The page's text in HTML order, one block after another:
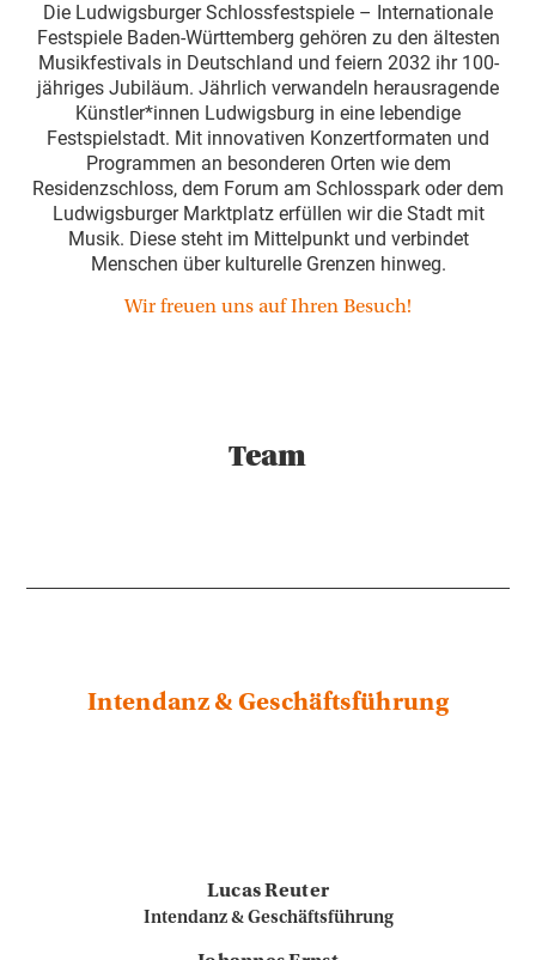
Die Ludwigsburger Schlossfestspiele – Internationale
Festspiele Baden-Württemberg gehören zu den ältesten
Musikfestivals in Deutschland und feiern 2032 ihr 100-
jähriges Jubiläum. Jährlich verwandeln herausragende
Künstler*innen Ludwigsburg in eine lebendige
Festspielstadt. Mit innovativen Konzertformaten und
Programmen an besonderen Orten wie dem
Residenzschloss, dem Forum am Schlosspark oder dem
Ludwigsburger Marktplatz erfüllen wir die Stadt mit
Musik. Diese steht im Mittelpunkt und verbindet
Menschen über kulturelle Grenzen hinweg.
Wir freuen uns auf Ihren Besuch!
Team
Intendanz & Geschäftsführung
Lucas Reuter
Intendanz & Geschäftsführung